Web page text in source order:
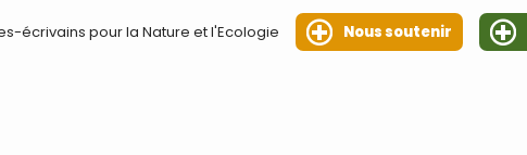
écrivains pour la Nature et l'Ecologie Nous soutenir